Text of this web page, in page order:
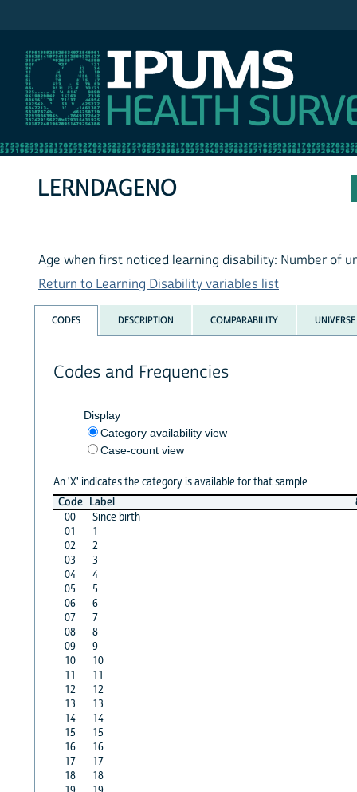
LERNDAGENO
Age when first noticed learning disability: Number of
Return to Learning Disability variables list
CODES DESCRIPTION COMPARABILITY UNIVERSE
Codes and Frequencies
Display
Category availability view
Case-count view
An 'X' indicates the category is available for that sample
Code Label
00
Since birth
01
1
02
2
03
3
04
4
05
5
06
6
07
7
08
8
09
9
10
10
11
11
12
12
13
13
14
14
15
15
16
16
17
17
18
18